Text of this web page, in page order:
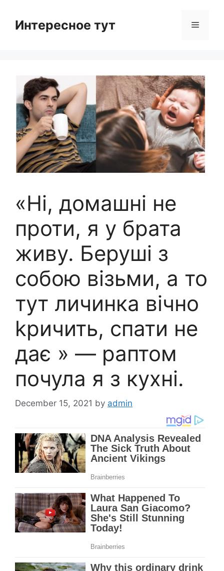
contentИнтересное тут Menu
«Ні, домашні не
проти, я у брата
живу. Беруші з
собою візьми, а то
тут личинка вічно
kричить, спати не
дає » — раптом
почула я з кухні.
December 15, 2021 by admin